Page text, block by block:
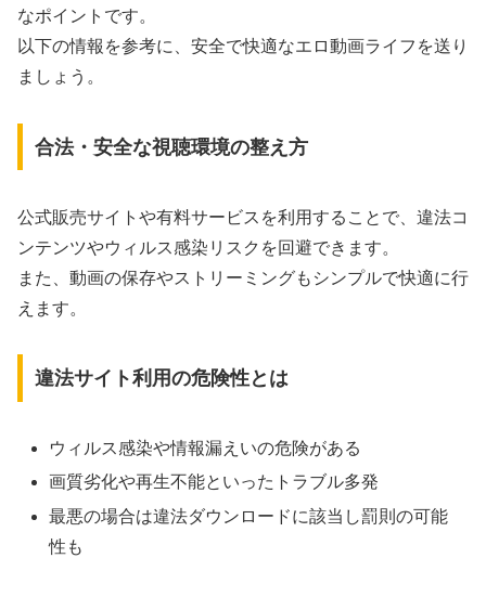
なポイントです。
以下の情報を参考に、安全で快適なエロ動画ライフを送り
ましょう。
合法・安全な視聴環境の整え方
公式販売サイトや有料サービスを利用することで、違法コ
ンテンツやウィルス感染リスクを回避できます。
また、動画の保存やストリーミングもシンプルで快適に行
えます。
違法サイト利用の危険性とは
ウィルス感染や情報漏えいの危険がある
画質劣化や再生不能といったトラブル多発
最悪の場合は違法ダウンロードに該当し罰則の可能
性も